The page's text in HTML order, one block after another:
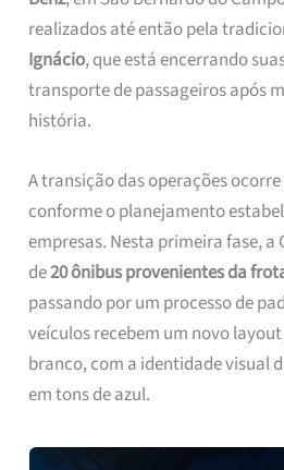
realizados até então pela
Ignácio, que está encerrando
transporte de passageiros após
história.
A transição das operações
conforme o planejamento
empresas. Nesta primeira fase, a
de20 ônibus provenientes da
passando por um processo de
veículos recebem um novo
branco, com a identidade visual
em tons de azul.